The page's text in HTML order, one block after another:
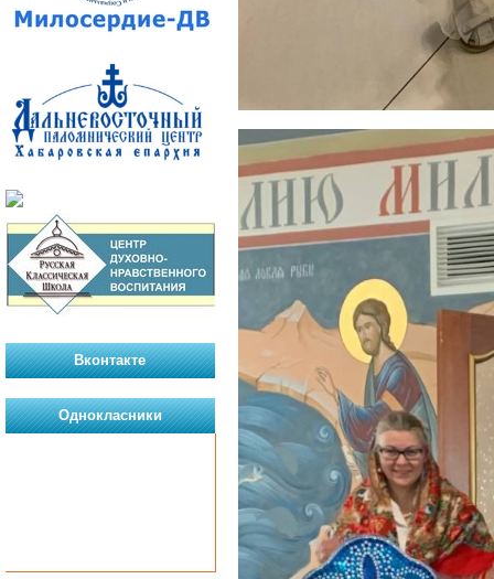
Вконтакте
Однокласники